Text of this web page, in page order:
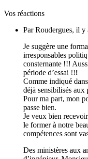
Vos réactions
Par Roudergues, il y
Je suggère une
irresponsables
consternante !!!
période d’essai !!!
Comme indiqué
déjà sensibilisés
Pour ma part, mon
passe bien.
Je veux bien
le former à notre
compétences sont
Des ministères aux